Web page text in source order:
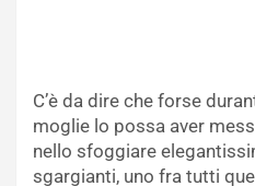
C’è da dire che forse
moglie lo possa aver
nello sfoggiare
sgargianti, uno fra tutti